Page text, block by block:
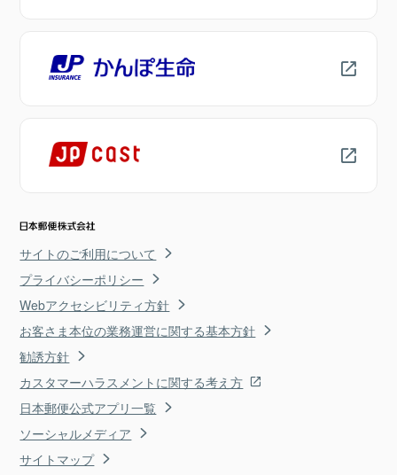
サイトのご利用について
プライバシーポリシー
Webアクセシビリティ方針
お客さま本位の業務運営に関する基本方針
勧誘方針
カスタマーハラスメントに関する考え方
日本郵便公式アプリ一覧
ソーシャルメディア
サイトマップ